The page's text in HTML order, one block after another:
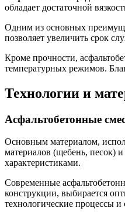
обладает достаточной
Одним из основных
позволяет увеличить срок
Кроме прочности,
температурных режимов.
Технологии и
Асфальтобетонные
Основным материалом,
материалов (щебень, песок)
характеристиками.
Современные
конструкции, выбирается
технологические процессы